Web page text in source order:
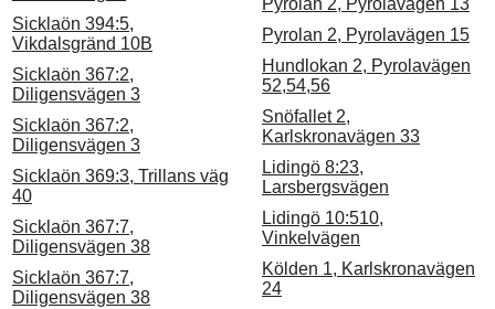
Sicklaön 394:5,
Vikdalsgränd 10B
Sicklaön 367:2,
Diligensvägen 3
Sicklaön 367:2,
Diligensvägen 3
Sicklaön 369:3, Trillans väg
40
Sicklaön 367:7,
Diligensvägen 38
Sicklaön 367:7,
Diligensvägen 38
Pyrolan 2, Pyrolavägen 13
Pyrolan 2, Pyrolavägen 15
Hundlokan 2, Pyrolavägen
52,54,56
Snöfallet 2,
Karlskronavägen 33
Lidingö 8:23,
Larsbergsvägen
Lidingö 10:510,
Vinkelvägen
Kölden 1, Karlskronavägen
24